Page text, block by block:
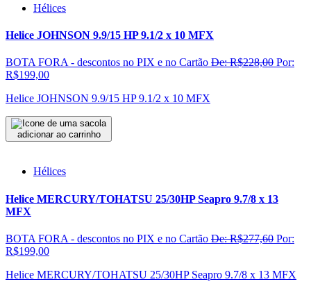
Hélices
Helice JOHNSON 9.9/15 HP 9.1/2 x 10 MFX
BOTA FORA - descontos no PIX e no Cartão De: R$228,00 Por:
R$199,00
Helice JOHNSON 9.9/15 HP 9.1/2 x 10 MFX
adicionar ao carrinho
Hélices
Helice MERCURY/TOHATSU 25/30HP Seapro 9.7/8 x 13
MFX
BOTA FORA - descontos no PIX e no Cartão De: R$277,60 Por:
R$199,00
Helice MERCURY/TOHATSU 25/30HP Seapro 9.7/8 x 13 MFX